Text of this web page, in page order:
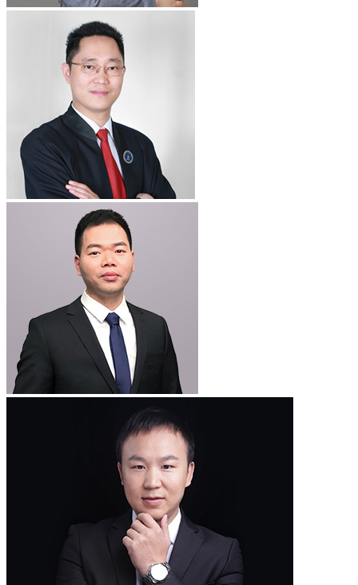
广州律师 深圳律师
武汉律师 苏州律师 郑州律师
东莞律师 宁波律师 佛山律师
沈阳律师 济南律师 无锡律师 厦门律师